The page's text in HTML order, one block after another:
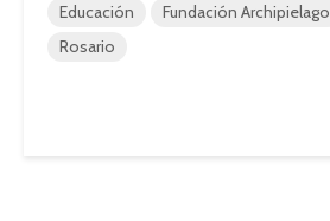
Educación Fundación Archipielago
Rosario